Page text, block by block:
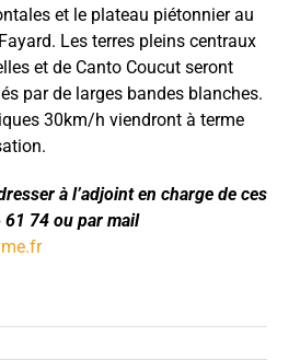
et le plateau piétonnier au
Les terres pleins centraux
et de Canto Coucut seront
par de larges bandes blanches.
30km/h viendront à terme
à l’adjoint en charge de ces
74 ou par mail